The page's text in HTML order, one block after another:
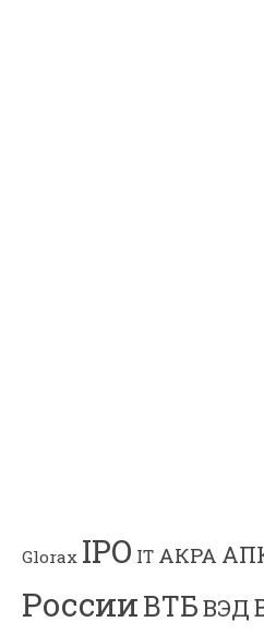
Glorax IPO IT АКРА
РоссииВТБВЭД